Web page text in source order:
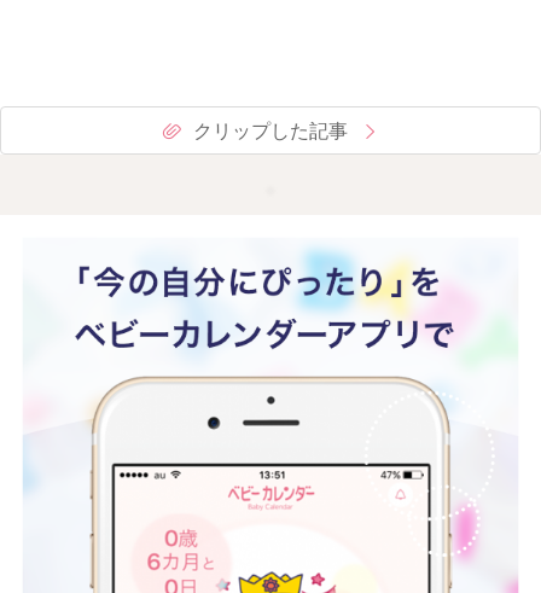
クリップした記事